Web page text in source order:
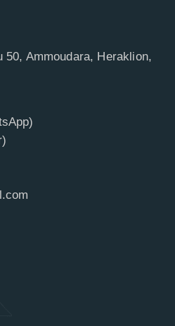
50, Ammoudara, Heraklion,